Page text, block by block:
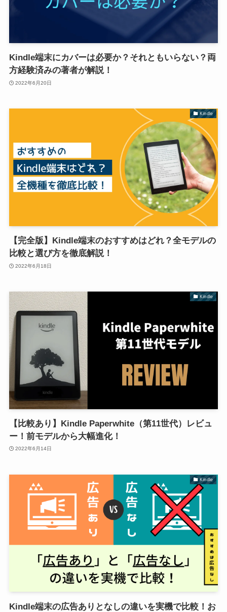
Kindle端末にカバーは必要か？それともいらない？両
方経験済みの著者が解説！
2022年6月20日
Kindle
【完全版】Kindle端末のおすすめはどれ？全モデルの
比較と選び方を徹底解説！
2022年6月18日
Kindle
【比較あり】Kindle Paperwhite（第11世代）レビュ
ー！前モデルから大幅進化！
2022年6月14日
Kindle
Kindle端末の広告ありとなしの違いを実機で比較！お